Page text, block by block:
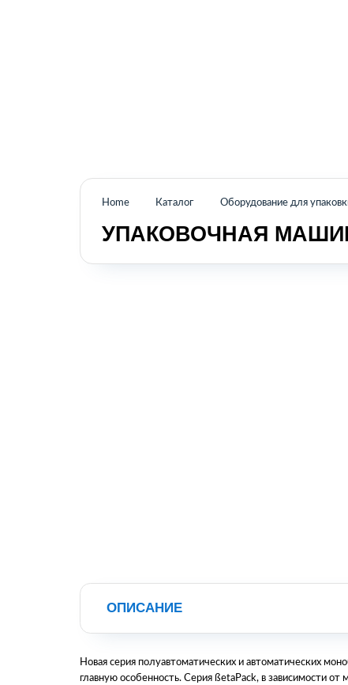
Home Каталог Оборудование для
УПАКОВОЧНАЯ
ОПИСАНИЕ
Новая серия полуавтоматических и автоматических
главную особенность. Серия ßetaPack, в зависимости